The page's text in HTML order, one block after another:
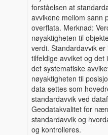
forståelsen at
avvikene mellom sann
overflata. Merknad:
nøyaktigheten til
verdi. Standardavvik
tilfeldige avviket og
det systematiske
nøyaktigheten til
data settes som
standardavvik ved
Geodatakvalitet for
standardavvik og
og kontrolleres.